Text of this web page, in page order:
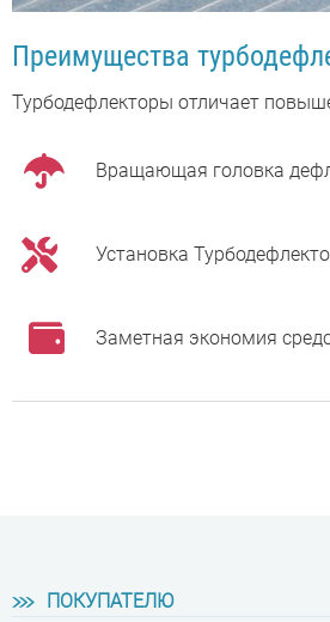
Преимущества
Турбодефлекторы отличает
Вращающая головка
Установка
Заметная экономия
ПОКУПАТЕЛЮ